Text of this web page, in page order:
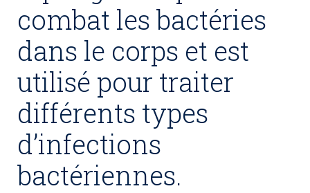
combat les bactéries
dans le corps et est
utilisé pour traiter
différents types
d’infections
bactériennes.